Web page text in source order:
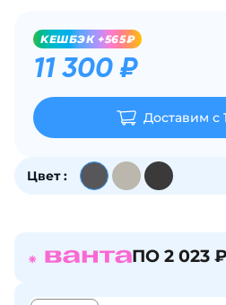
KЕШБЭК +565₽
11 300 ₽
Доставим с
Цвет :
ПО 2 023 ₽
по25%каждые 2 недели
Подробнее
об оплате Плайтом
недели
8 800 302-